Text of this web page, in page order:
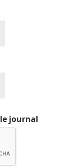
journal